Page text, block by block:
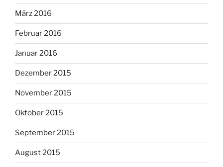
März 2016
Februar 2016
Januar 2016
Dezember 2015
November 2015
Oktober 2015
September 2015
August 2015